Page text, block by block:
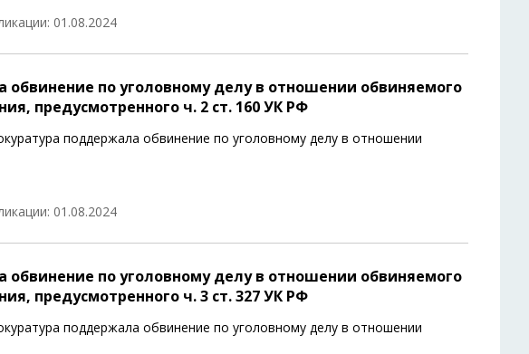
01.08.2024
обвинение по уголовному делу в отношении обвиняемого
предусмотренного ч. 2 ст. 160 УК РФ
поддержала обвинение по уголовному делу в отношении
01.08.2024
обвинение по уголовному делу в отношении обвиняемого
предусмотренного ч. 3 ст. 327 УК РФ
поддержала обвинение по уголовному делу в отношении